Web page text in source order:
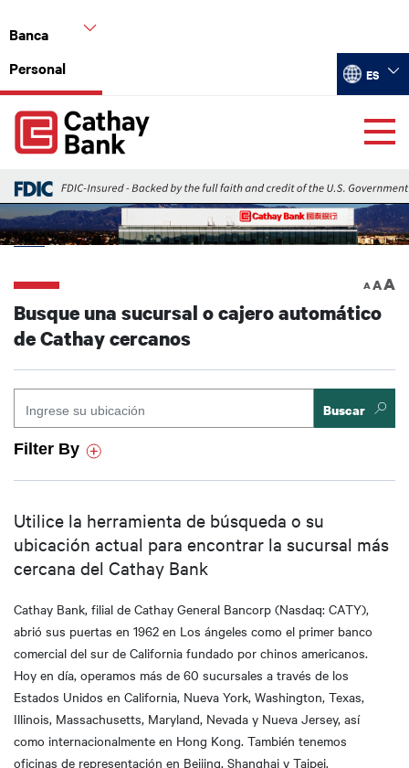
Banca
Personal
Global Header Hierarchy Menu
Select
ES
Home
Back
A
A A
Busque una sucursal o cajero automático
de Cathay cercanos
Filter By
Utilice la herramienta de búsqueda o su
ubicación actual para encontrar la sucursal más
cercana del Cathay Bank
Cathay Bank, filial de Cathay General Bancorp (Nasdaq: CATY),
abrió sus puertas en 1962 en Los ángeles como el primer banco
comercial del sur de California fundado por chinos americanos.
Hoy en día, operamos más de 60 sucursales a través de los
Estados Unidos en California, Nueva York, Washington, Texas,
Illinois, Massachusetts, Maryland, Nevada y Nueva Jersey, así
como internacionalmente en Hong Kong. También tenemos
oficinas de representación en Beijing, Shanghai y Taipei.